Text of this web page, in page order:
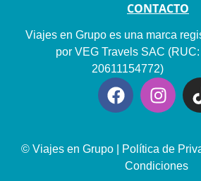
CONTACTO
Viajes en Grupo es una marca
por VEG Travels SAC (RUC:
20611154772)
© Viajes en Grupo | Política de
Condiciones